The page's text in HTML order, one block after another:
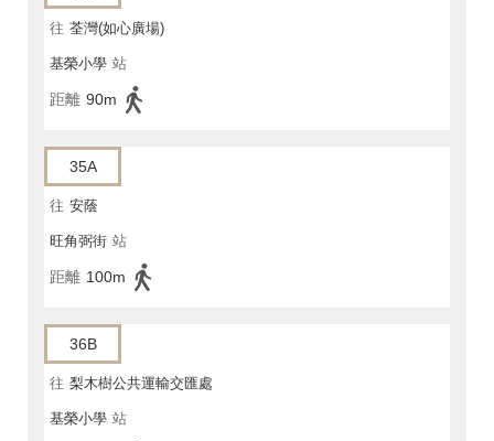
往 荃灣(如心廣場)
基榮小學 站
距離 90m
35A
往 安蔭
旺角弼街 站
距離 100m
36B
往 梨木樹公共運輸交匯處
基榮小學 站